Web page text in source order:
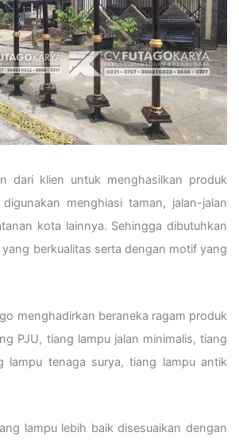
dari klien untuk menghasilkan produk
menghiasi taman, jalan-jalan
kota lainnya. Sehingga dibutuhkan
berkualitas serta dengan motif yang
menghadirkan beraneka ragam produk
PJU, tiang lampu jalan minimalis, tiang
lampu tenaga surya, tiang lampu antik
lampu lebih baik disesuaikan dengan